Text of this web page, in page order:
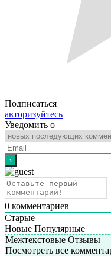
Подписаться
авторизуйтесь
Уведомить о
0 комментариев
Старые
Новые Популярные
Межтекстовые Отзывы
Посмотреть все